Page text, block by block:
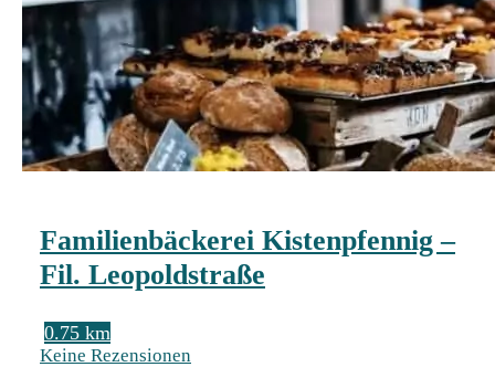
Familienbäckerei Kistenpfennig –
Fil. Leopoldstraße
0.75 km
Keine Rezensionen